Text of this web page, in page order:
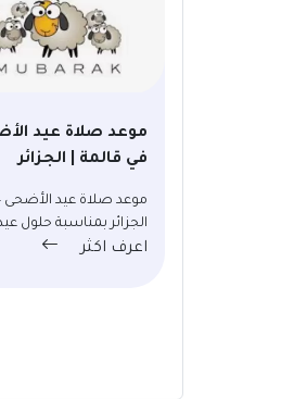
في قالمة | الجزائر
الجزائر بمناسبة حلول
اعرف اكثر